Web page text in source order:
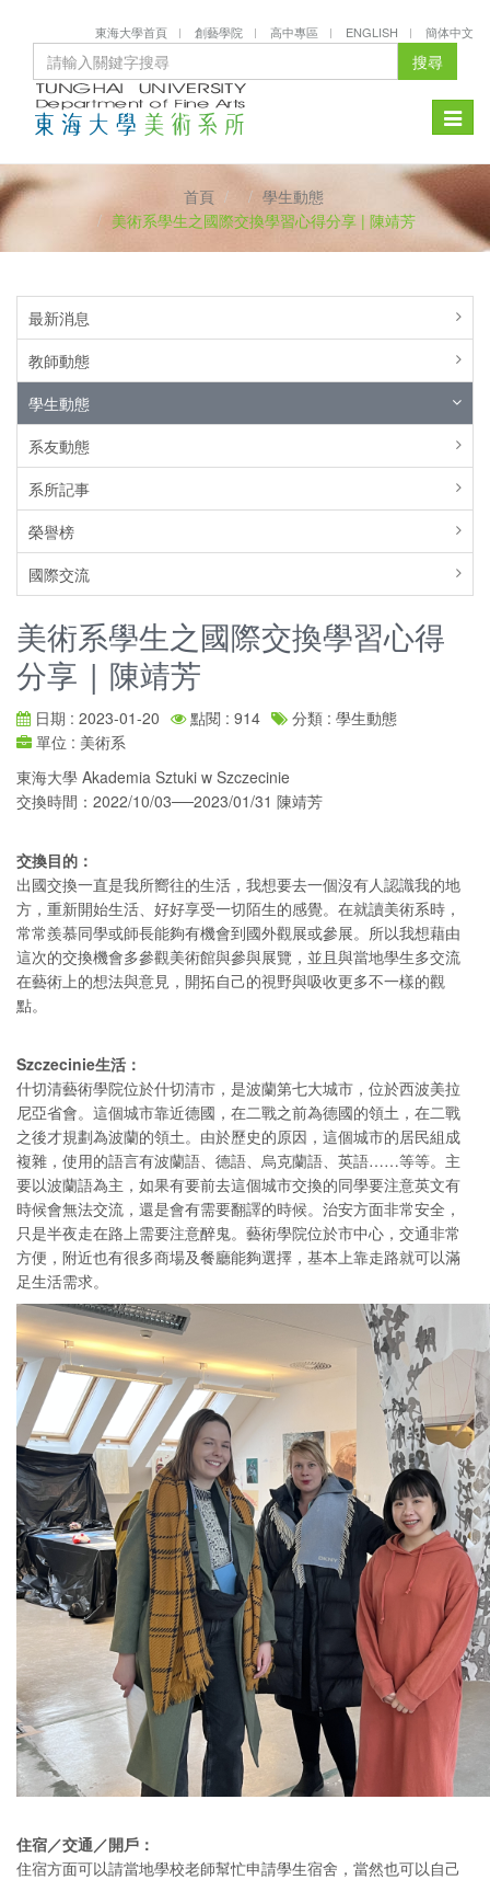
東海大學首頁 創藝學院 高中專區 ENGLISH 簡体中文
搜尋
Toggle
首頁
學生動態
美術系學生之國際交換學習心得分享 | 陳靖芳
最新消息
教師動態
學生動態
系友動態
系所記事
榮譽榜
國際交流
美術系學生之國際交換學習心得
分享 | 陳靖芳
日期 : 2023-01-20 點閱 : 914
分類 : 學生動態
單位 : 美術系
東海大學 Akademia Sztuki w Szczecinie
交換時間：2022/10/03──2023/01/31 陳靖芳
交換目的：
出國交換一直是我所嚮往的生活，我想要去一個沒有人認識我的地
方，重新開始生活、好好享受一切陌生的感覺。在就讀美術系時，
常常羨慕同學或師長能夠有機會到國外觀展或參展。所以我想藉由
這次的交換機會多參觀美術館與參與展覽，並且與當地學生多交流
在藝術上的想法與意見，開拓自己的視野與吸收更多不一樣的觀
點。
Szczecinie生活：
什切清藝術學院位於什切清市，是波蘭第七大城市，位於西波美拉
尼亞省會。這個城市靠近德國，在二戰之前為德國的領土，在二戰
之後才規劃為波蘭的領土。由於歷史的原因，這個城市的居民組成
複雜，使用的語言有波蘭語、德語、烏克蘭語、英語……等等。主
要以波蘭語為主，如果有要前去這個城市交換的同學要注意英文有
時候會無法交流，還是會有需要翻譯的時候。治安方面非常安全，
只是半夜走在路上需要注意醉鬼。藝術學院位於市中心，交通非常
方便，附近也有很多商場及餐廳能夠選擇，基本上靠走路就可以滿
足生活需求。
住宿／交通／開戶：
住宿方面可以請當地學校老師幫忙申請學生宿舍，當然也可以自己